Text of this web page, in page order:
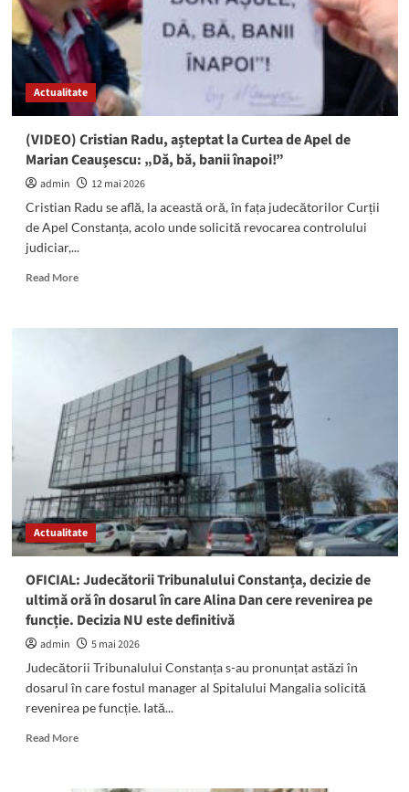
pe
funcție:
Decizia,
DEFINITIVĂ
Actualitate
(VIDEO) Cristian Radu, așteptat la Curtea de Apel de
Marian Ceaușescu: „Dă, bă, banii înapoi!”
admin
12 mai 2026
Cristian Radu se află, la această oră, în fața judecătorilor Curții
de Apel Constanța, acolo unde solicită revocarea controlului
judiciar,...
Read MoreRead
(VIDEO)
așteptat
la
Curtea
de
Apel
de
Marian
Ceaușescu:
„Dă,
bă,
banii
Actualitate
OFICIAL: Judecătorii Tribunalului Constanța, decizie de
ultimă oră în dosarul în care Alina Dan cere revenirea pe
funcție. Decizia NU este definitivă
admin
5 mai 2026
Judecătorii Tribunalului Constanța s-au pronunțat astăzi în
dosarul în care fostul manager al Spitalului Mangalia solicită
revenirea pe funcție. Iată...
Read MoreRead
OFICIAL: